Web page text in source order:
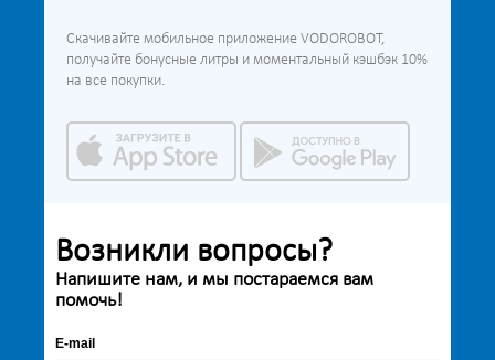
Скачивайте мобильное приложение VODOROBOT,
получайте бонусные литры и моментальный кэшбэк 10%
на все покупки.
Возникли вопросы?
Напишите нам, и мы постараемся вам
помочь!
E-mail